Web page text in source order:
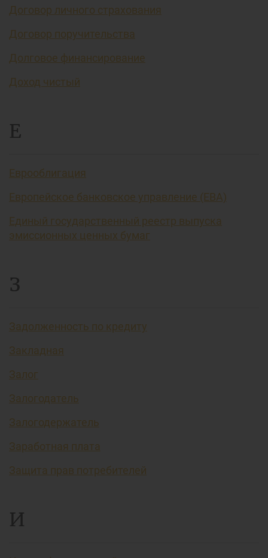
Договор личного страхования
Договор поручительства
Долговое финансирование
Доход чистый
Е
Еврооблигация
Европейское банковское управление (EBA)
Единый государственный реестр выпуска
эмиссионных ценных бумаг
З
Задолженность по кредиту
Закладная
Залог
Залогодатель
Залогодержатель
Заработная плата
Защита прав потребителей
И